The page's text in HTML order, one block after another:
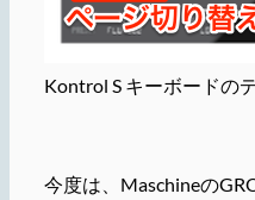
Kontrol S キーボードの
今度は、Maschineの